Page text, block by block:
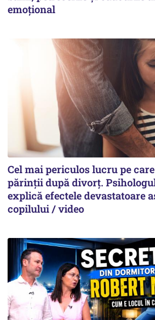
emoțional
Cel mai periculos lucru pe
părinții după divorț.
explică efectele devastatoare
copilului / video